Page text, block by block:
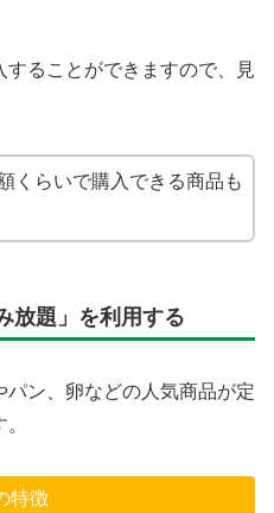
ることができますので、見
くらいで購入できる商品も
放題」を利用する
ン、卵などの人気商品が定
特徴